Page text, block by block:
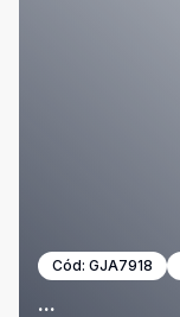
Cód: GJA7918
...